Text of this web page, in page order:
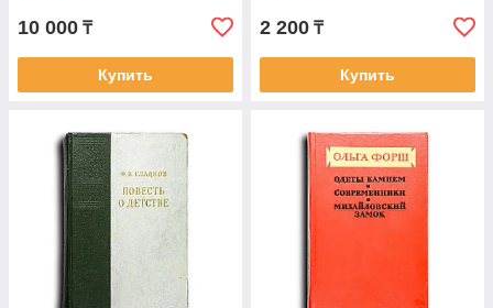
10 000 ₸
Купить
2 200 ₸
Купить